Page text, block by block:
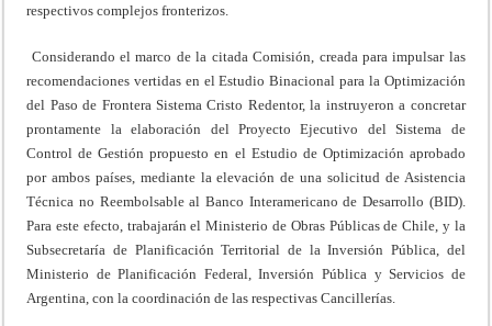
respectivos complejos fronterizos.
Considerando el marco de la citada Comisión, creada para impulsar las
recomendaciones vertidas en el Estudio Binacional para la Optimización
del Paso de Frontera Sistema Cristo Redentor, la instruyeron a concretar
prontamente la elaboración del Proyecto Ejecutivo del Sistema de
Control de Gestión propuesto en el Estudio de Optimización aprobado
por ambos países, mediante la elevación de una solicitud de Asistencia
Técnica no Reembolsable al Banco Interamericano de Desarrollo (BID).
Para este efecto, trabajarán el Ministerio de Obras Públicas de Chile, y la
Subsecretaría de Planificación Territorial de la Inversión Pública, del
Ministerio de Planificación Federal, Inversión Pública y Servicios de
Argentina, con la coordinación de las respectivas Cancillerías.